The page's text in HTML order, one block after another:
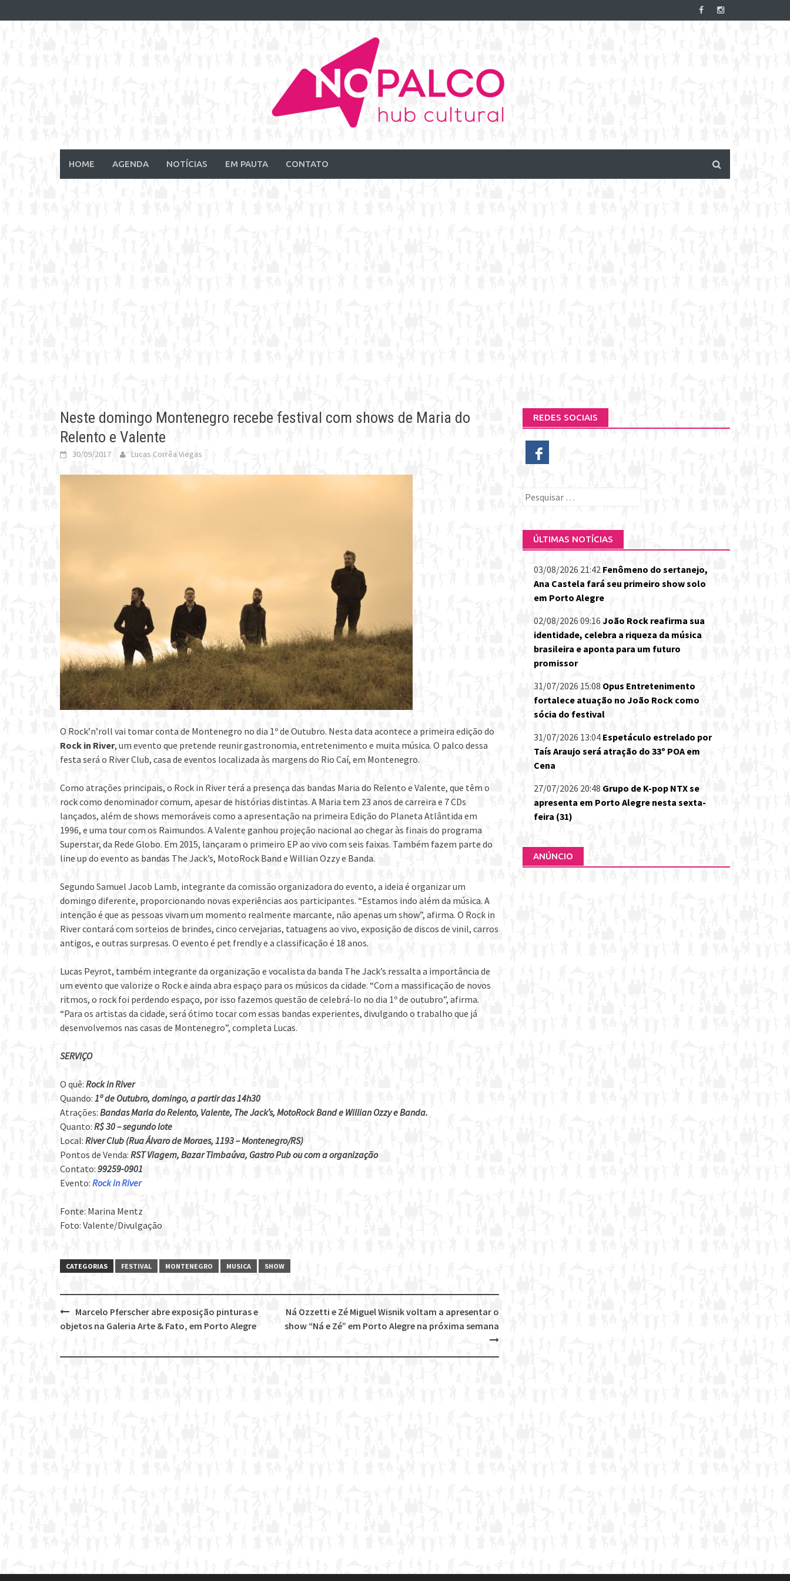
to
HOME AGENDA NOTÍCIAS EM PAUTA CONTATO
Neste domingo Montenegro recebe festival com shows de Maria do
Relento e Valente
30/09/2017 Lucas Corrêa Viegas
O Rock’n’roll vai tomar conta de Montenegro no dia 1º de Outubro. Nesta data acontece a primeira edição do
Rock in River, um evento que pretende reunir gastronomia, entretenimento e muita música. O palco dessa
festa será o River Club, casa de eventos localizada às margens do Rio Caí, em Montenegro.
Como atrações principais, o Rock in River terá a presença das bandas Maria do Relento e Valente, que têm o
rock como denominador comum, apesar de histórias distintas. A Maria tem 23 anos de carreira e 7 CDs
lançados, além de shows memoráveis como a apresentação na primeira Edição do Planeta Atlântida em
1996, e uma tour com os Raimundos. A Valente ganhou projeção nacional ao chegar às finais do programa
Superstar, da Rede Globo. Em 2015, lançaram o primeiro EP ao vivo com seis faixas. Também fazem parte do
line up do evento as bandas The Jack’s, MotoRock Band e Willian Ozzy e Banda.
Segundo Samuel Jacob Lamb, integrante da comissão organizadora do evento, a ideia é organizar um
domingo diferente, proporcionando novas experiências aos participantes. “Estamos indo além da música. A
intenção é que as pessoas vivam um momento realmente marcante, não apenas um show”, afirma. O Rock in
River contará com sorteios de brindes, cinco cervejarias, tatuagens ao vivo, exposição de discos de vinil, carros
antigos, e outras surpresas. O evento é pet frendly e a classificação é 18 anos.
Lucas Peyrot, também integrante da organização e vocalista da banda The Jack’s ressalta a importância de
um evento que valorize o Rock e ainda abra espaço para os músicos da cidade. “Com a massificação de novos
ritmos, o rock foi perdendo espaço, por isso fazemos questão de celebrá-lo no dia 1º de outubro”, afirma.
“Para os artistas da cidade, será ótimo tocar com essas bandas experientes, divulgando o trabalho que já
desenvolvemos nas casas de Montenegro”, completa Lucas.
SERVIÇO
O quê: Rock in River
Quando: 1º de Outubro, domingo, a partir das 14h30
Atrações: Bandas Maria do Relento, Valente, The Jack’s, MotoRock Band e Willian Ozzy e Banda.
Quanto: R$ 30 – segundo lote
Local: River Club (Rua Álvaro de Moraes, 1193 – Montenegro/RS)
Pontos de Venda: RST Viagem, Bazar Timbaúva, Gastro Pub ou com a organização
Contato: 99259-0901
Evento: Rock in River
Fonte: Marina Mentz
Foto: Valente/Divulgação
CATEGORIAS FESTIVAL MONTENEGRO MUSICA SHOW
Post
Ná Ozzetti e Zé Miguel Wisnik voltam a apresentar o
show “Ná e Zé” em Porto Alegre na próxima semana
Marcelo Pferscher abre exposição pinturas e
objetos na Galeria Arte & Fato, em Porto Alegre
REDES SOCIAIS
Pesquisar
ÚLTIMAS NOTÍCIAS
03/08/2026 21:42 Fenômeno do sertanejo,
Ana Castela fará seu primeiro show solo
em Porto Alegre
02/08/2026 09:16 João Rock reafirma sua
identidade, celebra a riqueza da música
brasileira e aponta para um futuro
promissor
31/07/2026 15:08 Opus Entretenimento
fortalece atuação no João Rock como
sócia do festival
31/07/2026 13:04 Espetáculo estrelado por
Taís Araujo será atração do 33º POA em
Cena
27/07/2026 20:48 Grupo de K-pop NTX se
apresenta em Porto Alegre nesta sexta-
feira (31)
ANÚNCIO